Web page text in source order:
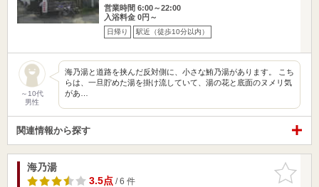
営業時間 6:00～22:00
入浴料金 0円～
日帰り 駅近（徒歩10分以内）
～10代
男性
海乃湯と道路を挟んだ反対側に、小さな鮪乃湯があります。 こち
らは、一旦貯めた湯を掛け流していて、湯の花と底面のヌメリ気
があ…
関連情報から探す
お気に入
りに追加
海乃湯
3.5点/ 6 件